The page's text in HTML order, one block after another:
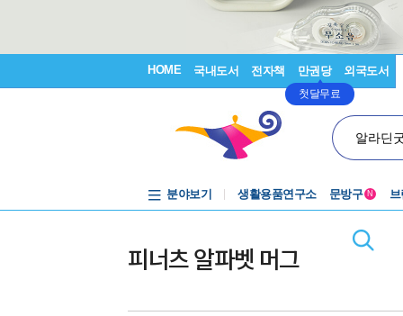
HOME 국내도서 전자책 만권당
첫달무료
외국도서
알라딘
분야보기 생활용품연구소 문방구 N
피너츠 알파벳 머그